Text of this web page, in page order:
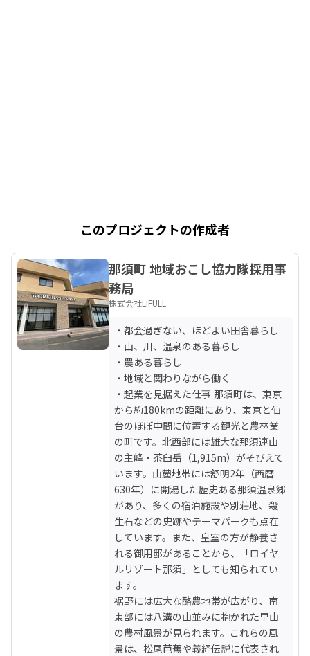
このプロジェクトの作成者
那須町 地域おこし協力隊採用事
務局
株式会社LIFULL
・都会過ぎない、ほどよい田舎暮らし
・山、川、温泉のある暮らし
・農ある暮らし
・地域と関わりながら働く
・起業を見据えた仕事 那須町は、東京
から約180kmの距離にあり、東京と仙
台のほぼ中間に位置する観光と農林業
の町です。北西部には雄大な那須連山
の主峰・茶臼岳（1,915m）がそびえて
います。山麓地帯には舒明2年（西暦
630年）に開湯した歴史ある那須温泉郷
があり、多くの宿泊施設や別荘地、殺
生石などの史跡やテーマパークも点在
しています。また、皇室の方が静養さ
れる御用邸があることから、「ロイヤ
ルリゾート那須」としても知られてい
ます。
裾野には広大な酪農地帯が広がり、南
東部には八溝の山並みに抱かれた里山
の農村風景が見られます。これらの風
景は、松尾芭蕉や義経伝説に代表され